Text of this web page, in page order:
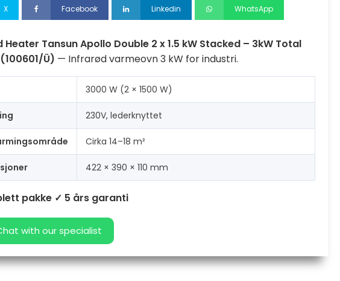
X Facebook Linkedin WhatsApp
Heater Tansun Apollo Double 2 x 1.5 kW Stacked – 3kW Total
Ü) — Infrarød varmeovn 3 kW for industri.
3000 W (2 × 1500 W)
230V, lederknyttet
Cirka 14–18 m²
422 × 390 × 110 mm
pakke ✓ 5 års garanti
with our specialist